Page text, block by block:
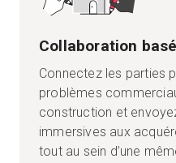
Collaboration
Connectez les parties
problèmes
construction et
immersives aux
tout au sein d’une